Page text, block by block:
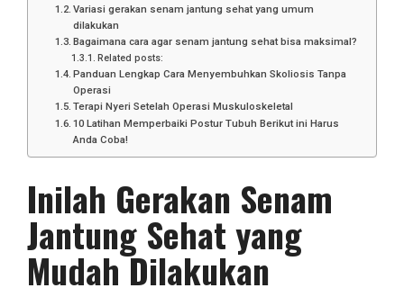
Variasi gerakan senam jantung sehat yang umum
dilakukan
Bagaimana cara agar senam jantung sehat bisa maksimal?
Related posts:
Panduan Lengkap Cara Menyembuhkan Skoliosis Tanpa
Operasi
Terapi Nyeri Setelah Operasi Muskuloskeletal
10 Latihan Memperbaiki Postur Tubuh Berikut ini Harus
Anda Coba!
Inilah Gerakan Senam
Jantung Sehat yang
Mudah Dilakukan